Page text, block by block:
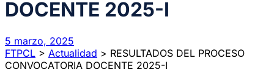
DOCENTE 2025-I
5 marzo, 2025
FTPCL > Actualidad > RESULTADOS DEL PROCESO
CONVOCATORIA DOCENTE 2025-I